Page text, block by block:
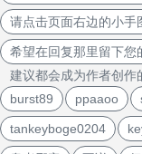
请点击页面右边的
希望在回复那里留
建议都会成为作者创作
burst89
ppaaoo
tankeyboge0204